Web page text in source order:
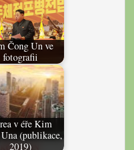
Čong Un ve
fotografii
v éře Kim
(publikace,
2019)